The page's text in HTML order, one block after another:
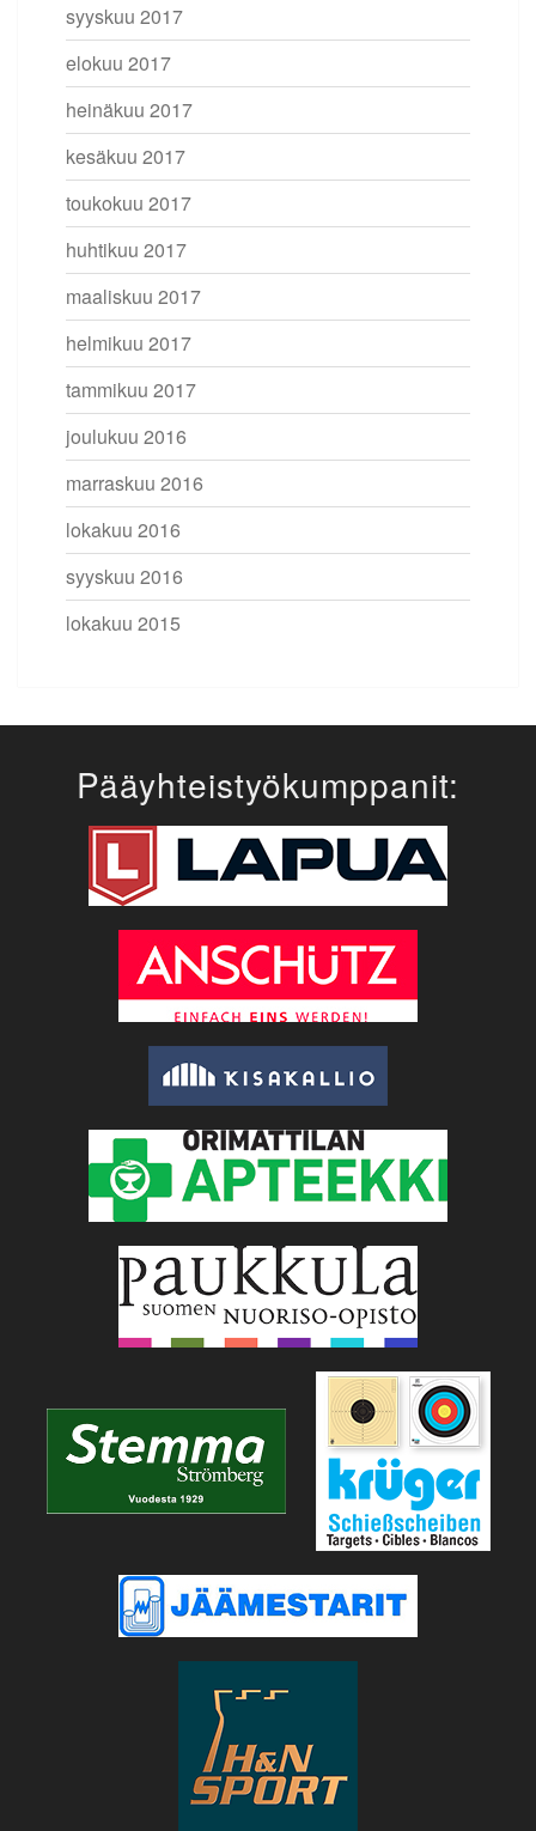
syyskuu 2017
elokuu 2017
heinäkuu 2017
kesäkuu 2017
toukokuu 2017
huhtikuu 2017
maaliskuu 2017
helmikuu 2017
tammikuu 2017
joulukuu 2016
marraskuu 2016
lokakuu 2016
syyskuu 2016
lokakuu 2015
Pääyhteistyökumppanit: